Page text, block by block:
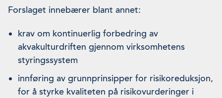
Forslaget innebærer blant annet:
krav om kontinuerlig forbedring av
akvakulturdriften gjennom virksomhetens
styringssystem
innføring av grunnprinsipper for risikoreduksjon,
for å styrke kvaliteten på risikovurderinger i